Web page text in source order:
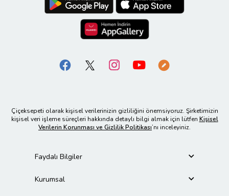
Çiçeksepeti olarak kişisel verilerinizin gizliliğini önemsiyoruz. Şirketimizin
kişisel veri işleme süreçleri hakkında detaylı bilgi almak için lütfen Kişisel
Verilerin Korunması ve Gizlilik Politikası’nı inceleyiniz.
Faydalı Bilgiler
Kurumsal